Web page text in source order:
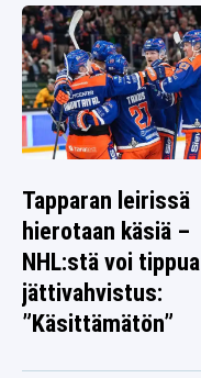
Tapparan leirissä
hierotaan käsiä –
NHL:stä voi tippua
jättivahvistus:
”Käsittämätön”